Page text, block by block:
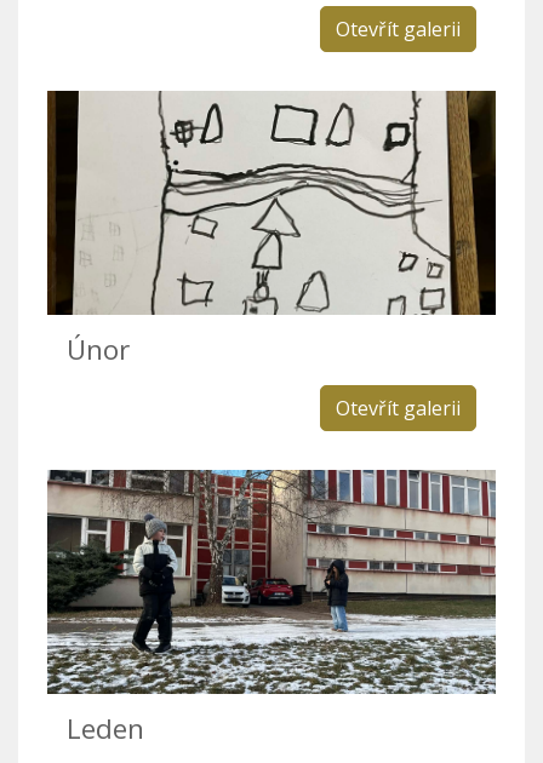
Otevřít galerii
Únor
Otevřít galerii
Leden